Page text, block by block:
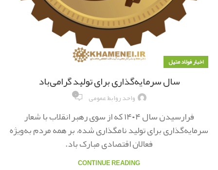
اخبار فولاد متیل
سال سرمایه‌گذاری برای تولید گرامی‌باد
واحد روابط عمومی ۰
فرارسیدن سال ۱۴۰۴ که از سوی رهبر انقلاب با شعار
سرمایه‌گذاری برای تولید نامگذاری شده، بر همه مردم به‌ویژه
فعالان اقتصادی مبارک باد.
CONTINUE READING